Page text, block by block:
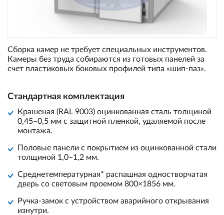
Сборка камер не требует специальных инструментов.
Камеры без труда собираются из готовых панелей за
счет пластиковых боковых профилей типа «шип-паз».
Стандартная комплектация
Крашеная (RAL 9003) оцинкованная сталь толщиной
0,45–0,5 мм с защитной пленкой, удаляемой после
монтажа.
Половые панели с покрытием из оцинкованной стали
толщиной 1,0–1,2 мм.
Среднетемпературная* распашная одностворчатая
дверь со световым проемом 800×1856 мм.
Ручка-замок с устройством аварийного открывания
изнутри.